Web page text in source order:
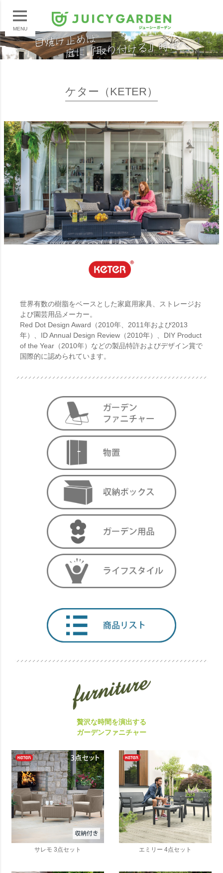
MENU
ケター（KETER）
世界有数の樹脂をベースとした家庭用家具、ストレージお
よび園芸用品メーカー。
Red Dot Design Award（2010年、2011年および2013
年）、ID Annual Design Review（2010年）、DIY Product
of the Year（2010年）などの製品特許およびデザイン賞で
国際的に認められています。
贅沢な時間を演出する
ガーデンファニチャー
サレモ 3点セット エミリー 4点セット